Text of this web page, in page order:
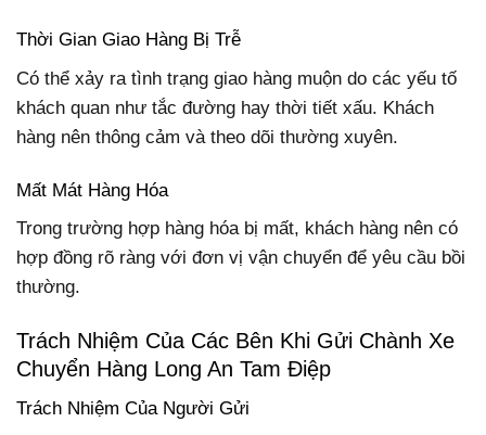
Thời Gian Giao Hàng Bị Trễ
Có thể xảy ra tình trạng giao hàng muộn do các yếu tố
khách quan như tắc đường hay thời tiết xấu. Khách
hàng nên thông cảm và theo dõi thường xuyên.
Mất Mát Hàng Hóa
Trong trường hợp hàng hóa bị mất, khách hàng nên có
hợp đồng rõ ràng với đơn vị vận chuyển để yêu cầu bồi
thường.
Trách Nhiệm Của Các Bên Khi Gửi Chành Xe
Chuyển Hàng Long An Tam Điệp
Trách Nhiệm Của Người Gửi